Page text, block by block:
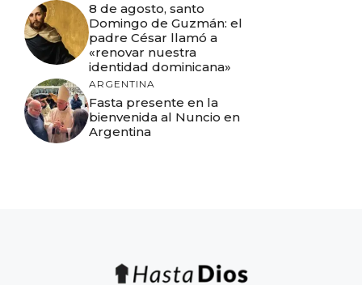
8 de agosto, santo
Domingo de Guzmán: el
padre César llamó a
«renovar nuestra
identidad dominicana»
ARGENTINA
Fasta presente en la
bienvenida al Nuncio en
Argentina